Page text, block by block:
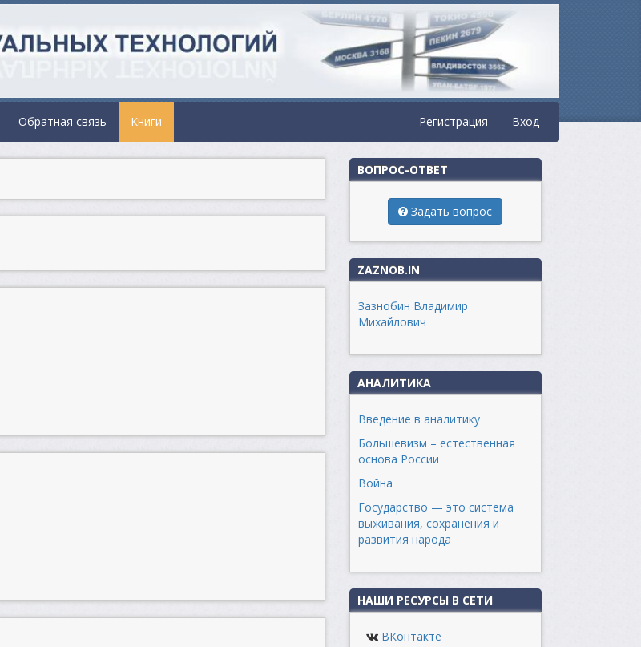
Обратная связь Книги Регистрация Вход
ВОПРОС-ОТВЕТ
Задать вопрос
ZAZNOB.IN
Зазнобин Владимир
Михайлович
АНАЛИТИКА
Введение в аналитику
Большевизм – естественная
основа России
Война
Государство — это система
выживания, сохранения и
развития народа
НАШИ РЕСУРСЫ В СЕТИ
ВКонтакте